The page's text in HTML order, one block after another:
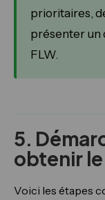
prioritaires,
présenter un
FLW.
5.
obtenir le
Voici les étapes